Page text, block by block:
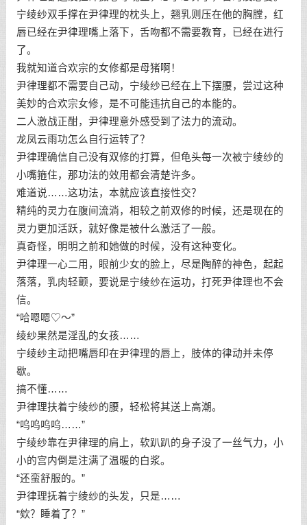
宁绫纱双手撑在尹律理的枕头上，翘乳则压在他的胸膛，红
唇已经在尹律理嘴上落下，舌吻都不需要教育，已经在进行
了。
我就知道合欢宗的女修都是母猪啊！
尹律理都不需要自己动，宁绫纱已经在上下摆腰，尝过这种
美妙的合欢宗女修，是不可能违抗自己的本能的。
二人激战正酣，尹律理意外感受到了法力的流动。
龙凤云雨功怎么自行运转了？
尹律理确信自己没有双修的打算，但龟头每一次被宁绫纱的
小嘴箍住，那功法的效用都会清楚许多。
难道说……这功法，本就应该直接性交？
精纯的灵力在腹间流淌，相较之前双修的时候，还是现在的
灵力更加活跃，就好像是被什么激活了一般。
真奇怪，明明之前和她做的时候，没有这种变化。
尹律理一心二用，眼前少女的脸上，尽是陶醉的神色，起起
落落，乳肉轻颤，要说是宁绫纱在运功，打死尹律理也不会
信。
“哈嗯嗯♡～”
绫纱果然是淫乱的女孩……
宁绫纱主动把嘴唇印在尹律理的唇上，肢体的律动并未停
歇。
搞不懂……
尹律理扶着宁绫纱的腰，轻松将其送上高潮。
“呜呜呜呜……”
宁绫纱靠在尹律理的肩上，软趴趴的身子没了一丝气力，小
小的宫内倒是注满了温暖的白浆。
“还蛮舒服的。”
尹律理抚着宁绫纱的头发，只是……
“欸？睡着了？”